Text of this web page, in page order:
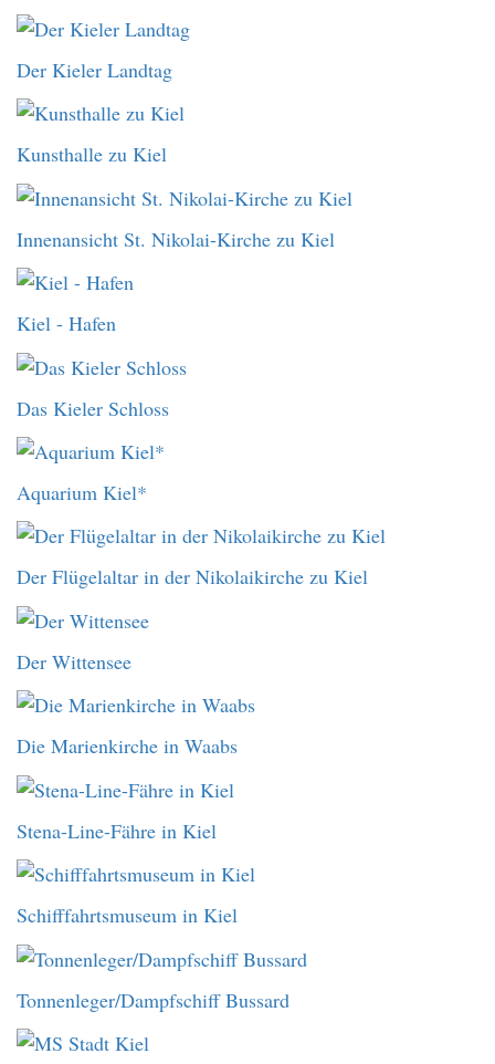
Der Kieler Landtag
Kunsthalle zu Kiel
Innenansicht St. Nikolai-Kirche zu Kiel
Kiel - Hafen
Das Kieler Schloss
Aquarium Kiel*
Der Flügelaltar in der Nikolaikirche zu Kiel
Der Wittensee
Die Marienkirche in Waabs
Stena-Line-Fähre in Kiel
Schifffahrtsmuseum in Kiel
Tonnenleger/Dampfschiff Bussard